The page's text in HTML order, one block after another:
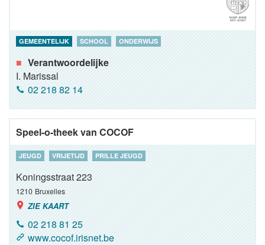
GEMEENTELIJK SCHOOL ONDERWIJS
Verantwoordelijke
I. Marissal
02 218 82 14
Speel-o-theek van COCOF
JEUGD VRIJETIJD PRILLE JEUGD
Koningsstraat 223
1210 Bruxelles
ZIE KAART
02 218 81 25
www.cocof.irisnet.be